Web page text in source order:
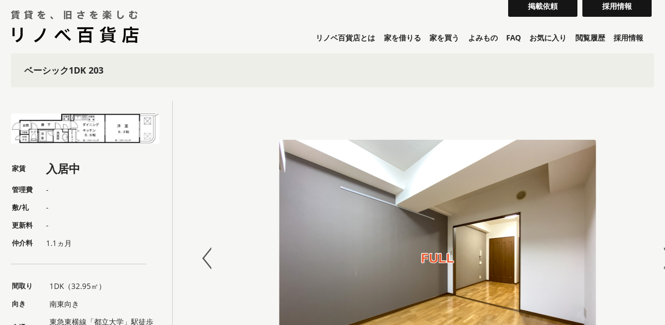
掲載依頼 採用情報
リノベ百貨店とは 家を借りる 家を買う よみもの FAQ お気に入り 閲覧履歴 採用情報
ベーシック1DK 203
家賃 入居中
管理費 -
敷/礼 -
更新料 -
仲介料 1.1ヵ月
間取り 1DK（32.95㎡）
向き 南東向き
東急東横線「都立大学」駅徒歩